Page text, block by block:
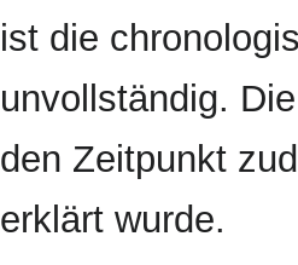
ist die
unvollständig.
den Zeitpunkt
erklärt wurde.